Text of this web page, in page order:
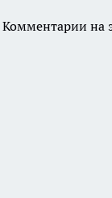
Комментарии на